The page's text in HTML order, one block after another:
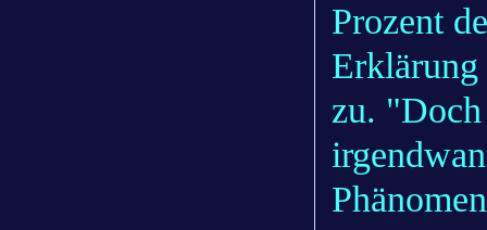
Prozent
zu.